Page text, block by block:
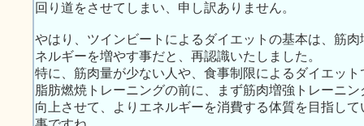
回り道をさせてしまい、申し訳ありません。
やはり、ツインビートによるダイエットの基本は、筋
ネルギーを増やす事だと、再認識いたしました。
特に、筋肉量が少ない人や、食事制限によるダイエッ
脂肪燃焼トレーニングの前に、まず筋肉増強トレーニ
向上させて、よりエネルギーを消費する体質を目指し